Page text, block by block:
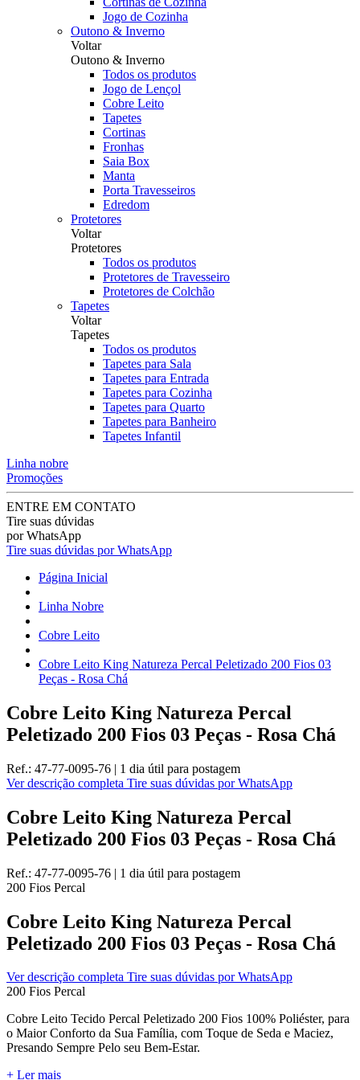
Jogo de Cozinha
Outono & Inverno
Voltar
Outono & Inverno
Todos os produtos
Jogo de Lençol
Cobre Leito
Tapetes
Cortinas
Fronhas
Saia Box
Manta
Porta Travesseiros
Edredom
Protetores
Voltar
Protetores
Todos os produtos
Protetores de Travesseiro
Protetores de Colchão
Tapetes
Voltar
Tapetes
Todos os produtos
Tapetes para Sala
Tapetes para Entrada
Tapetes para Cozinha
Tapetes para Quarto
Tapetes para Banheiro
Tapetes Infantil
Linha nobre
Promoções
ENTRE EM CONTATO
Tire suas dúvidas
por WhatsApp
Tire suas dúvidas por WhatsApp
Página Inicial
Linha Nobre
Cobre Leito
Cobre Leito King Natureza Percal Peletizado 200 Fios 03
Peças - Rosa Chá
Cobre Leito King Natureza Percal
Peletizado 200 Fios 03 Peças - Rosa Chá
Ref.: 47-77-0095-76 | 1 dia útil para postagem
Ver descrição completa Tire suas dúvidas por WhatsApp
Cobre Leito King Natureza Percal
Peletizado 200 Fios 03 Peças - Rosa Chá
Ref.: 47-77-0095-76 | 1 dia útil para postagem
200 Fios Percal
Cobre Leito King Natureza Percal
Peletizado 200 Fios 03 Peças - Rosa Chá
Ver descrição completa Tire suas dúvidas por WhatsApp
200 Fios Percal
Cobre Leito Tecido Percal Peletizado 200 Fios 100% Poliéster, para
o Maior Conforto da Sua Família, com Toque de Seda e Maciez,
Presando Sempre Pelo seu Bem-Estar.
+ Ler mais